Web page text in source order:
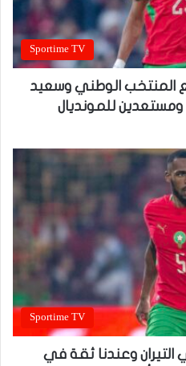
Sportime TV
المنتخب الوطني وسعيد
ومستعدين للمونديال
Sportime TV
وعندنا ثقة في